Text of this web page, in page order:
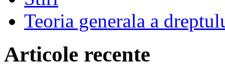
Teoria generala a
Articole recente